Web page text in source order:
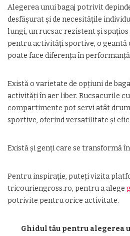
Alegerea unui bagaj potrivit
desfășurat și de necesitățile
lungi, un rucsac rezistent și spațios
pentru activități sportive, o geantă
poate face diferența în
Există o varietate de opțiuni de
activități în aer liber. Rucsacurile
compartimente pot servi atât
sportive, oferind versatilitate și
Există și genți care se transformă
Pentru inspirație, puteți vizita
tricouriengross.ro, pentru a alege
potrivite pentru orice activitate.
Ghidul tău pentru alegerea